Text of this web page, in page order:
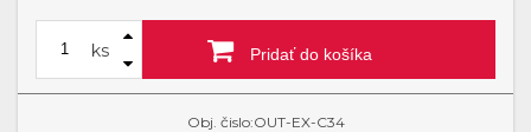
ks Pridať do košíka
Obj. čislo:OUT-EX-C34